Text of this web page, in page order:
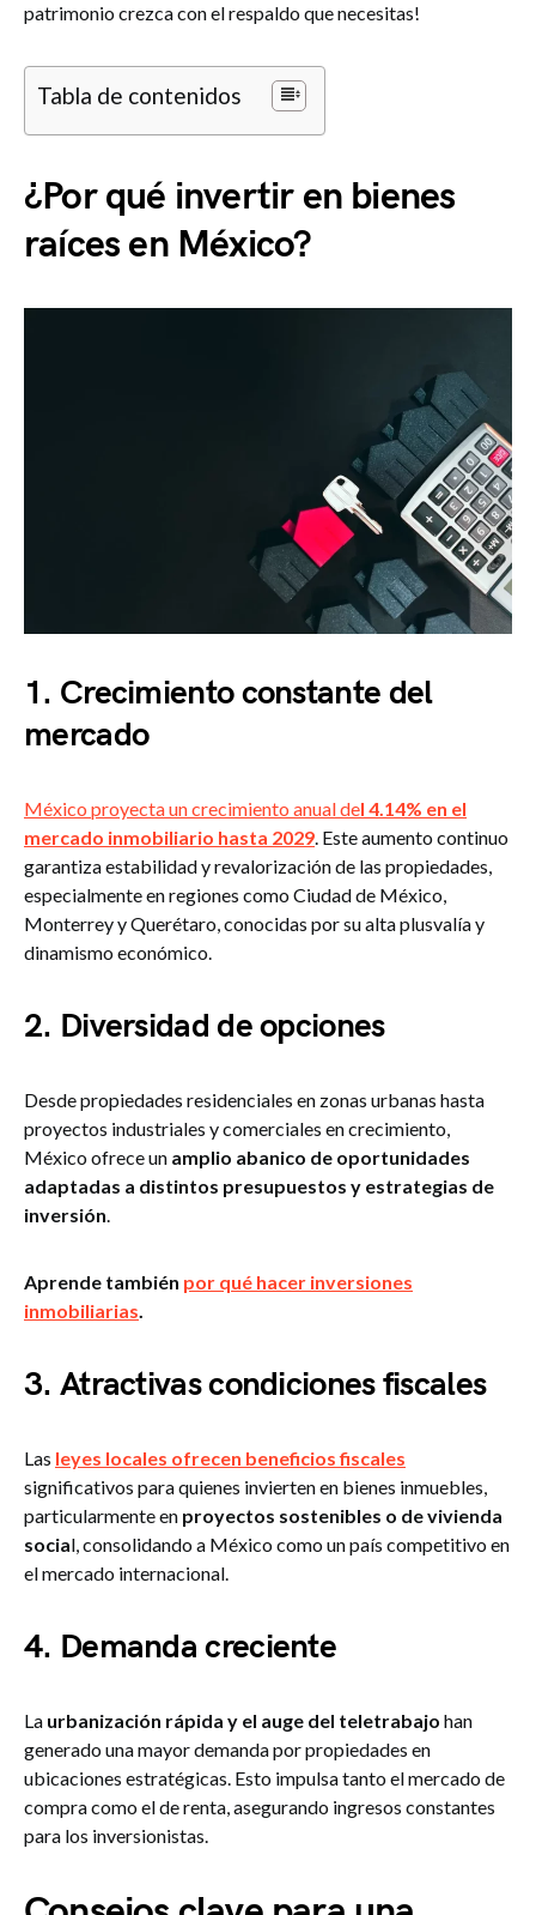
patrimonio crezca con el respaldo que necesitas!
Tabla de contenidos
¿Por qué invertir en bienes
raíces en México?
1. Crecimiento constante del
mercado
México proyecta un crecimiento anual del 4.14% en el
mercado inmobiliario hasta 2029. Este aumento continuo
garantiza estabilidad y revalorización de las propiedades,
especialmente en regiones como Ciudad de México,
Monterrey y Querétaro, conocidas por su alta plusvalía y
dinamismo económico.
2. Diversidad de opciones
Desde propiedades residenciales en zonas urbanas hasta
proyectos industriales y comerciales en crecimiento,
México ofrece un amplio abanico de oportunidades
adaptadas a distintos presupuestos y estrategias de
inversión.
Aprende también por qué hacer inversiones
inmobiliarias.
3. Atractivas condiciones fiscales
Las leyes locales ofrecen beneficios fiscales
significativos para quienes invierten en bienes inmuebles,
particularmente en proyectos sostenibles o de vivienda
social, consolidando a México como un país competitivo en
el mercado internacional.
4. Demanda creciente
La urbanización rápida y el auge del teletrabajo han
generado una mayor demanda por propiedades en
ubicaciones estratégicas. Esto impulsa tanto el mercado de
compra como el de renta, asegurando ingresos constantes
para los inversionistas.